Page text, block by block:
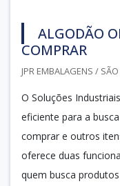
ALGODÃO
COMPRAR
JPR EMBALAGENS /
O Soluções
eficiente para a
comprar e outros
oferece duas
quem busca